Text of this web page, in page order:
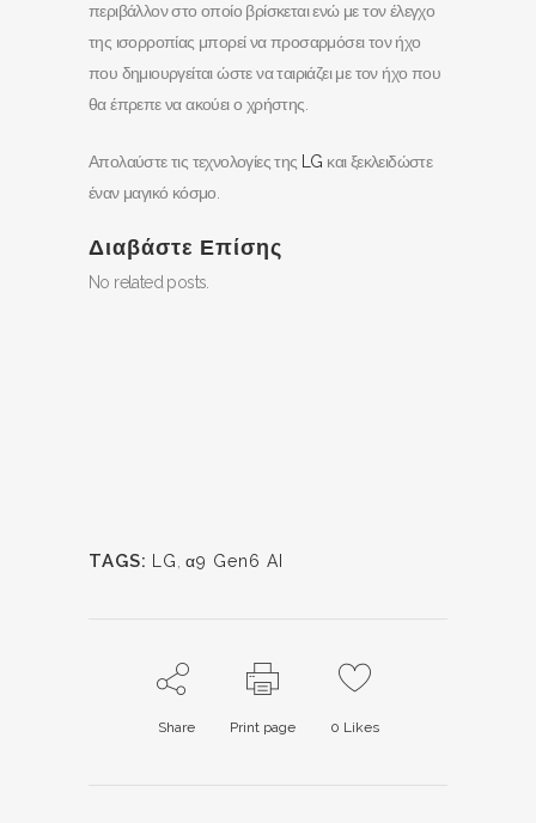
περιβάλλον στο οποίο βρίσκεται ενώ με τον έλεγχο
της ισορροπίας μπορεί να προσαρμόσει τον ήχο
που δημιουργείται ώστε να ταιριάζει με τον ήχο που
θα έπρεπε να ακούει ο χρήστης.
Απολαύστε τις τεχνολογίες της LG και ξεκλειδώστε
έναν μαγικό κόσμο.
Διαβάστε Επίσης
No related posts.
TAGS: LG, α9 Gen6 AI
Share Print page 0 Likes